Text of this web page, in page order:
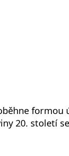
formou
20. století